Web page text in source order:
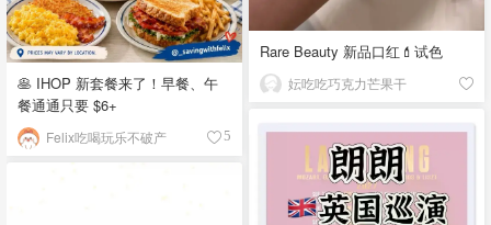
Rare Beauty 新品口红💄试色
妘吃吃巧克力芒果干
🥞 IHOP 新套餐来了！早餐、午
餐通通只要 $6+
Felix吃喝玩乐不破产 5